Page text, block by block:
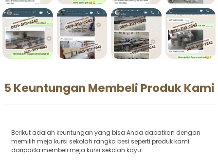
5 Keuntungan Membeli Produk Kami
Berikut adalah keuntungan yang bisa Anda dapatkan dengan
memilih meja kursi sekolah rangka besi seperti produk kami
daripada membeli meja kursi sekolah kayu.